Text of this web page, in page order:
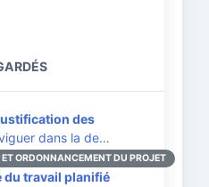
des
dans la de…
ORDONNANCEMENT DU PROJET
du travail planifié